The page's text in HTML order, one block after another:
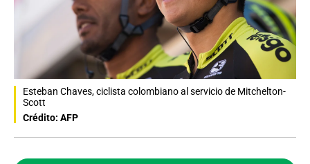
Esteban Chaves, ciclista colombiano al servicio de Mitchelton-
Scott
Crédito: AFP